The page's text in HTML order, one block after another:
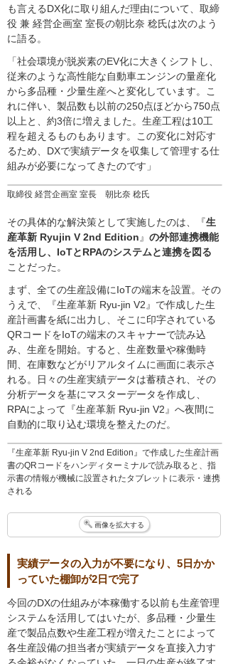
取締役 経営企画室 室長 朝比奈 稔氏
も言えるDX化に取り組んだ理由について、取締
役 兼 経営企画室 室長の朝比奈 稔氏は次のよう
に語る。
「社会環境が脱炭素のEV化に大きくシフトし、
従来のような高性能な自動車エンジンの量産化
から多品種・少量生産へと変化しています。こ
れに伴い、製品数も以前の250点ほどから750点
以上と、約3倍に増えました。生産工程は10工
程を超えるものもあります。この変化に対応す
るため、DXで実績データを収集して管理する仕
組みが必要になってきたのです」
『生産革新 Ryu-jin V 2nd Edition』で作成した生産計画
書のQRコードをハンディターミナルで読み取ると、指
示書の情報が機械に設置されたタブレットに表示・連携
される
その具体的な解決策として実施したのは、『生
産革新 Ryujin V 2nd Edition 』 の外部連携機能
を活用し、IoTとRPAのシステムと連携を図る
ことだった。
まず、全ての生産設備にIoTの端末を設置。その
うえで、『生産革新 Ryu-jin V2』で作成した生
産計画書を紙に出力し、そこに印字されている
QRコードをIoTの端末のスキャナーで読み込
み、生産を開始。すると、生産数量や稼働時
間、在庫数などがリアルタイムに画面に表示さ
れる。日々の生産実績データは蓄積され、その
分析データを基にマスターデータを作成し、
RPAによって『生産革新 Ryu-jin V2』へ夜間に
自動的に取り込む環境を整えたのだ。
画像を拡大する
実績データの入力が不要になり、5日かか
っていた棚卸が2日で完了
今回のDXの仕組みが本稼働する以前も生産管理
システムを活用してはいたが、多品種・少量生
産で製品点数や生産工程が増えたことによって
各生産設備の担当者が実績データを直接入力す